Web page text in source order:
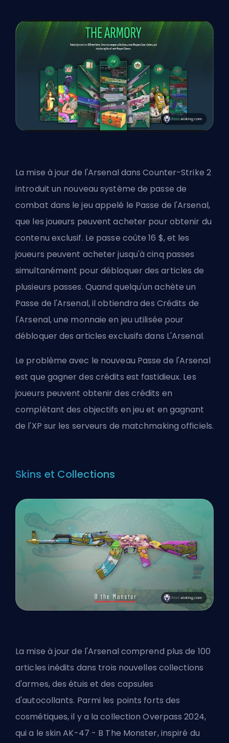
La mise à jour de l'Arsenal dans Counter-Strike 2
introduit un nouveau système de passe de
combat dans le jeu appelé le Passe de l'Arsenal,
que les joueurs peuvent acheter pour obtenir du
contenu exclusif. Le passe coûte 16 $, et les
joueurs peuvent acheter jusqu'à cinq passes
simultanément pour débloquer des articles de
plusieurs passes. Quand quelqu'un achète un
Passe de l'Arsenal, il obtiendra des Crédits de
l'Arsenal, une monnaie en jeu utilisée pour
débloquer des articles exclusifs dans L'Arsenal.
Le problème avec le nouveau Passe de l'Arsenal
est que gagner des crédits est fastidieux. Les
joueurs peuvent obtenir des crédits en
complétant des objectifs en jeu et en gagnant
de l'XP sur les serveurs de matchmaking officiels.
Skins et Collections
La mise à jour de l'Arsenal comprend plus de 100
articles inédits dans trois nouvelles collections
d'armes, des étuis et des capsules
d'autocollants. Parmi les points forts des
cosmétiques, il y a la collection Overpass 2024,
qui a le skin AK-47 - B The Monster, inspiré du